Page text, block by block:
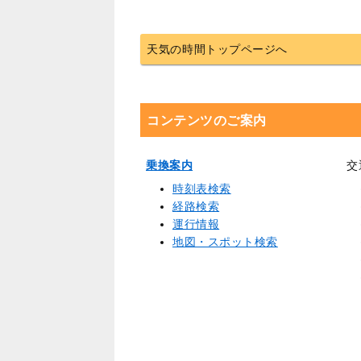
天気の時間トップページへ
コンテンツのご案内
乗換案内
時刻表検索
経路検索
運行情報
地図・スポット検索
交